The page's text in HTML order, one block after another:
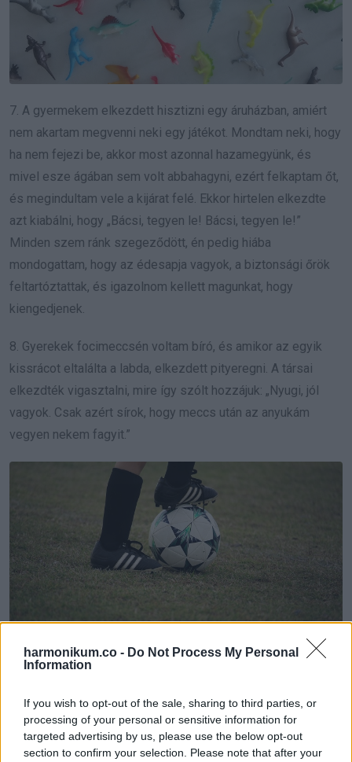
harmonikum.co - Do Not Process My Personal
Information
If you wish to opt-out of the sale, sharing to third parties, or
processing of your personal or sensitive information for
targeted advertising by us, please use the below opt-out
section to confirm your selection. Please note that after your
7. A gyermekem elkezdett hisztizni egy áruházban, amiért
nem akartam megvenni neki egy játékot. Mondtam neki, hogy
ha nem fejezi be, akkor most azonnal hazamegyünk, és
mivel esze ágában sem volt abbahagyni, ezért felkaptam őt,
és megindultam vele a kijárat felé. Ekkor hirtelen elkezdte
azt kiabálni, hogy „Bácsi, tegyen le! Bácsi, tegyen le!”
Minden szem ránk szegeződött, én pedig hiába
mondogattam, hogy az édesapja vagyok, a biztonsági őrök
feltartóztattak, és igazolnom kellett magunkat, hogy
kiengedjenek.
8. Gyerekek focimeccsén voltam bíró, és amikor az egyik
kissrácot eltalálta a labda, elkezdett pityeregni. A társai
elkezdték vigasztalni, mire így szólt hozzájuk: „Nyugi, jól
vagyok. Csak azért sírok, hogy meccs után az anyukám
vegyen nekem fagyit.”
9. A kisfiam nem akarta megenni a vacsoráját, ezért
tévét. Ekkor felállt a székből, odament a tévéhez és
kikapcsolta, majd pedig bement a szobájába rajzolni.
Otthagyta a tévét és a vacsorát is… azt hiszem, hogy ezt